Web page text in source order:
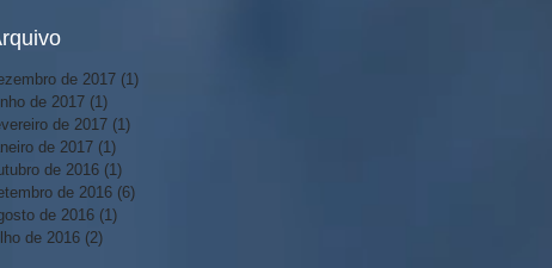
de 2017 (1)
de 2017 (1)
de 2017 (1)
de 2017 (1)
de 2016 (1)
de 2016 (6)
de 2016 (1)
de 2016 (2)